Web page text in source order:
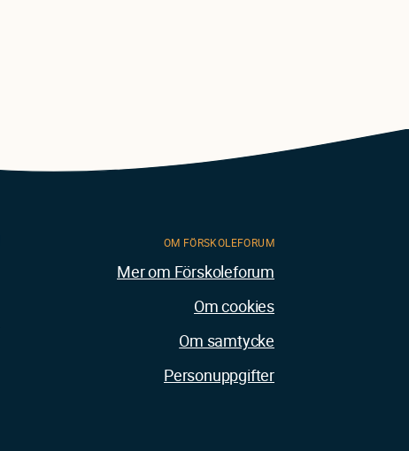
OM FÖRSKOLEFORUM
Mer om Förskoleforum
Om cookies
Om samtycke
Personuppgifter